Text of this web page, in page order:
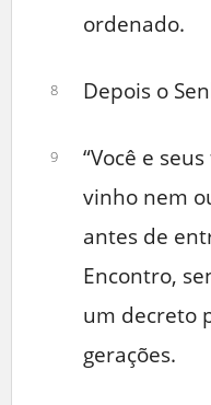
ordenado.
8 Depois o
9
“Você e
vinho nem
antes de
Encontro,
um decreto
gerações.